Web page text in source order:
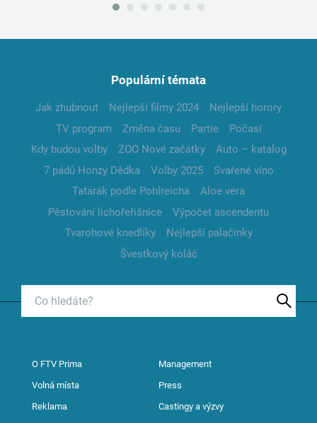
Populární témata
Jak zhubnout Nejlepší filmy 2024
Nejlepší horory
TV program
Změna času Partie
Počasí
Kdy budou volby
ZOO Nové začátky
Auto – katalog
7 pádů Honzy Dědka
Volby 2025
Svařené víno
Tatarák podle Pohlreicha
Aloe vera
Pěstování lichořeřišnice
Výpočet ascendentu
Tvarohové knedlíky
Nejlepší palačinky
Švestkový koláč
O FTV Prima Management
Volná místa Press
Reklama Castingy a výzvy